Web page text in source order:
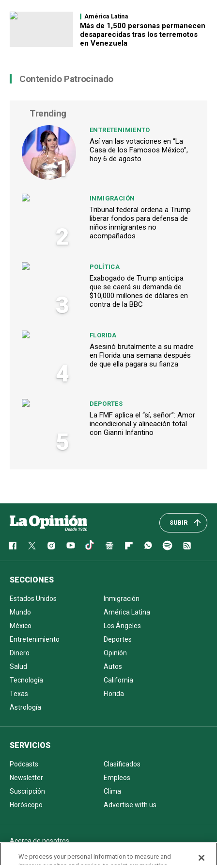
América Latina
Más de 1,500 personas permanecen
desaparecidas tras los terremotos
en Venezuela
Contenido Patrocinado
Trending
1
ENTRETENIMIENTO
Así van las votaciones en “La
Casa de los Famosos México”,
hoy 6 de agosto
2
INMIGRACIÓN
Tribunal federal ordena a Trump
liberar fondos para defensa de
niños inmigrantes no
acompañados
3
POLÍTICA
Exabogado de Trump anticipa
que se caerá su demanda de
$10,000 millones de dólares en
contra de la BBC
4
FLORIDA
Asesinó brutalmente a su madre
en Florida una semana después
de que ella pagara su fianza
5
DEPORTES
La FMF aplica el “sí, señor”: Amor
incondicional y alineación total
con Gianni Infantino
SUBIR
SECCIONES
Estados Unidos
Inmigración
Mundo
América Latina
México
Los Ángeles
Entretenimiento
Deportes
Dinero
Opinión
Salud
Autos
Tecnología
California
Texas
Florida
Astrología
SERVICIOS
Podcasts
Clasificados
Newsletter
Empleos
Suscripción
Clima
Horóscopo
Advertise with us
Acerca de nosotros
Politica de privacidad
We process your personal information to measure and